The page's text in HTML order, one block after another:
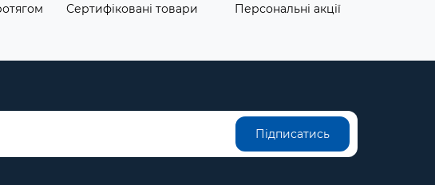
Сертифіковані товари Персональні акції
Підписатись